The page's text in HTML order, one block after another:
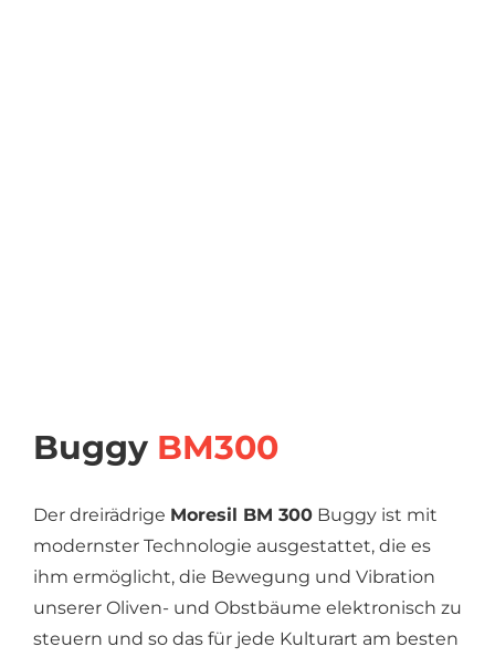
Buggy BM300
Der dreirädrige Moresil BM 300Buggy ist mit
modernster Technologie ausgestattet, die es
ihm ermöglicht, die Bewegung und Vibration
unserer Oliven- und Obstbäume elektronisch zu
steuern und so das für jede Kulturart am besten